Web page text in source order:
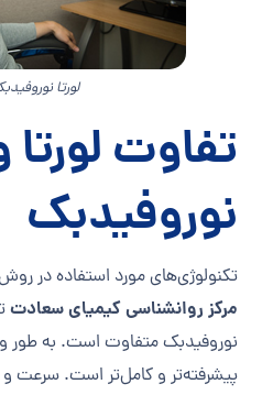
لورتا
تفاوتلورتا
نوروفیدبک
تکنولوژی‌های مورد استفاده در
مرکز روانشناسی کیمیای سعادت
نوروفیدبک متفاوت است. به طور
پیشرفته‌تر و کامل‌تر است. سرعت